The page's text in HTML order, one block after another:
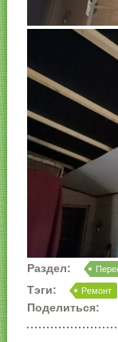
Раздел:
Тэги: Ремонт
Поделиться: